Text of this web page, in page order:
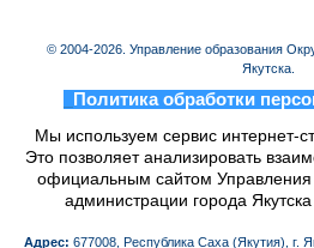
© 2004-2026. Управление образования
Якутска.
Политика обработки
Мы используем сервис интернет-
Это позволяет анализировать
официальным сайтом
администрации города
Адрес: 677008, Республика Саха (Якутия), г.